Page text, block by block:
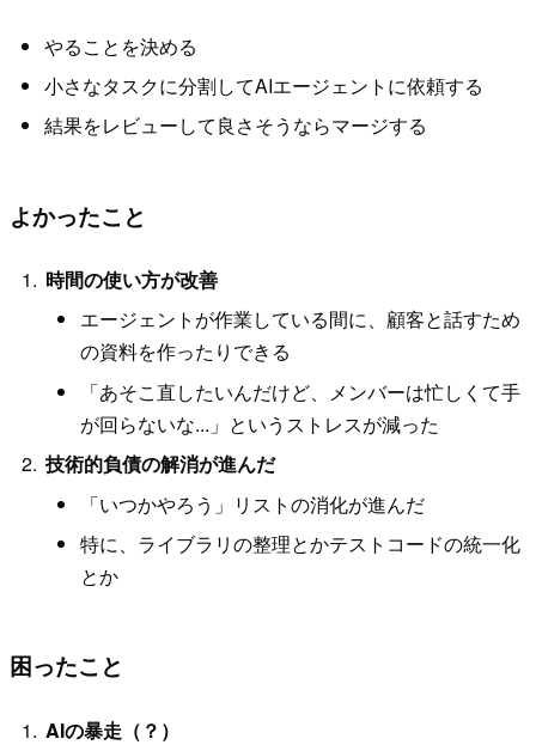
やることを決める
小さなタスクに分割してAIエージェントに依頼する
結果をレビューして良さそうならマージする
よかったこと
時間の使い方が改善
エージェントが作業している間に、顧客と話すため
の資料を作ったりできる
「あそこ直したいんだけど、メンバーは忙しくて手
が回らないな...」というストレスが減った
技術的負債の解消が進んだ
「いつかやろう」リストの消化が進んだ
特に、ライブラリの整理とかテストコードの統一化
とか
困ったこと
AIの暴走（？）